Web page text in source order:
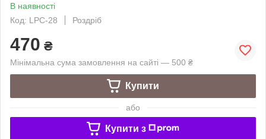
В наявності
Код: LPC-28
Роздріб
470 ₴
Мінімальна сума замовлення на сайті — 500 ₴
Купити
або
Купити з